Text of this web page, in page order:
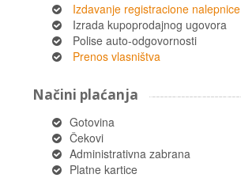
Izdavanje registracione nalepnice
Izrada kupoprodajnog ugovora
Polise auto-odgovornosti
Prenos vlasništva
Načini plaćanja
Gotovina
Čekovi
Administrativna zabrana
Platne kartice